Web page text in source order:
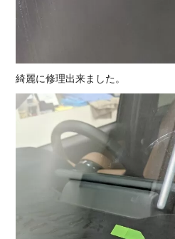
綺麗に修理出来ました。